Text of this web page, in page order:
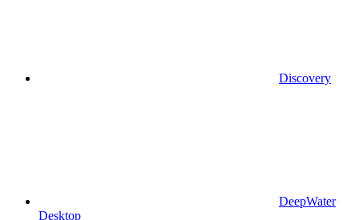
Discovery
DeepWater
Desktop